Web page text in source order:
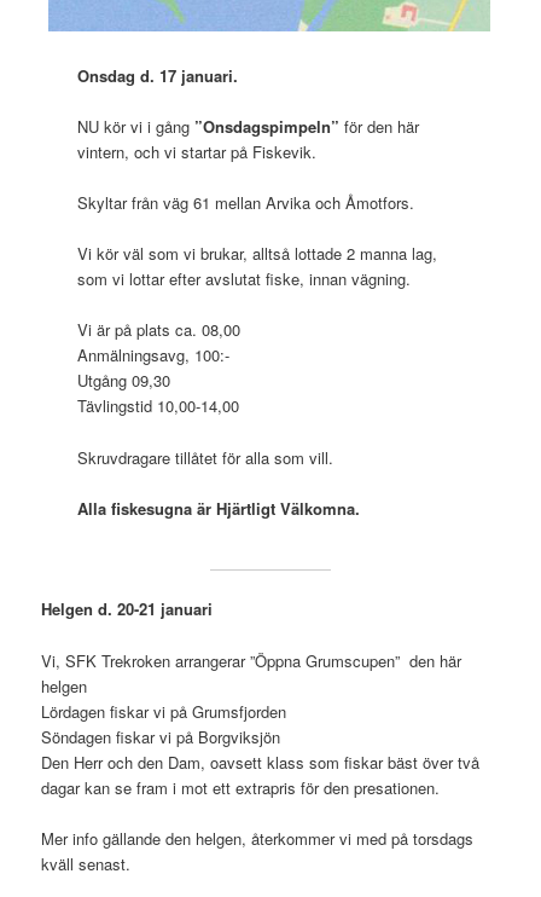
Onsdag d. 17 januari.
NU kör vi i gång ”Onsdagspimpeln”för den här
vintern, och vi startar på Fiskevik.
Skyltar från väg 61 mellan Arvika och Åmotfors.
Vi kör väl som vi brukar, alltså lottade 2 manna lag,
som vi lottar efter avslutat fiske, innan vägning.
Vi är på plats ca. 08,00
Anmälningsavg, 100:-
Utgång 09,30
Tävlingstid 10,00-14,00
Skruvdragare tillåtet för alla som vill.
Alla fiskesugna är Hjärtligt Välkomna.
Helgen d. 20-21 januari
Vi, SFK Trekroken arrangerar ”Öppna Grumscupen” den här
helgen
Lördagen fiskar vi på Grumsfjorden
Söndagen fiskar vi på Borgviksjön
Den Herr och den Dam, oavsett klass som fiskar bäst över två
dagar kan se fram i mot ett extrapris för den presationen.
Mer info gällande den helgen, återkommer vi med på torsdags
kväll senast.